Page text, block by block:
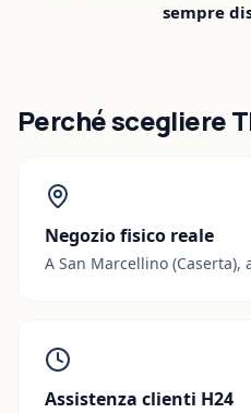
sempre
Perché scegliere
Negozio fisico reale
A San Marcellino
Assistenza clienti H24